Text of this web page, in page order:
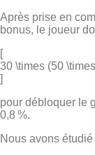
Après prise en
bonus, le joueur
[
30 \times (50
]
pour débloquer le
0,8 %.
Nous avons